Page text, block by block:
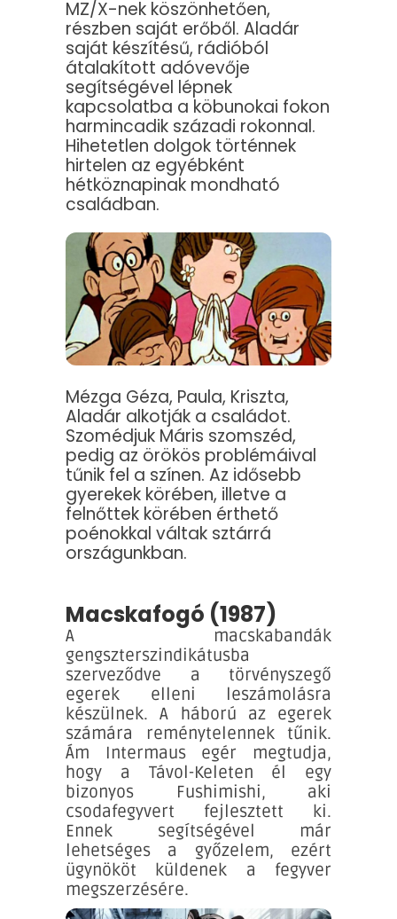
MZ/X-nek köszönhetően,
részben saját erőből. Aladár
saját készítésű, rádióból
átalakított adóvevője
segítségével lépnek
kapcsolatba a köbunokai fokon
harmincadik századi rokonnal.
Hihetetlen dolgok történnek
hirtelen az egyébként
hétköznapinak mondható
családban.
Mézga Géza, Paula, Kriszta,
Aladár alkotják a családot.
Szomédjuk Máris szomszéd,
pedig az örökös problémáival
tűnik fel a színen. Az idősebb
gyerekek körében, illetve a
felnőttek körében érthető
poénokkal váltak sztárrá
országunkban.
Macskafogó (1987)
A macskabandák
gengszterszindikátusba
szerveződve a törvényszegő
egerek elleni leszámolásra
készülnek. A háború az egerek
számára reménytelennek tűnik.
Ám Intermaus egér megtudja,
hogy a Távol-Keleten él egy
bizonyos Fushimishi, aki
csodafegyvert fejlesztett ki.
Ennek segítségével már
lehetséges a győzelem, ezért
ügynököt küldenek a fegyver
megszerzésére.